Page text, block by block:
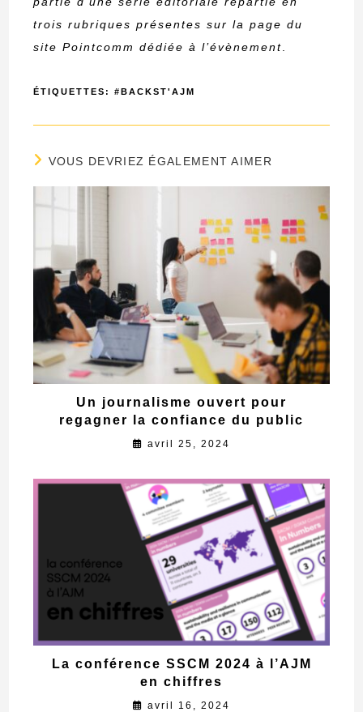
trois rubriques présentes sur la page du
site Pointcomm dédiée à l’évènement.
ÉTIQUETTES :#BACKST'AJM
VOUS DEVRIEZ ÉGALEMENT AIMER
Un journalisme ouvert pour
regagner la confiance du public
avril 25, 2024
La conférence SSCM 2024 à l’AJM
en chiffres
avril 16, 2024